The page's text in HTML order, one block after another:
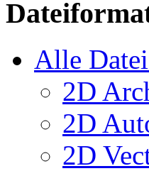
Alle
2D
2D
2D